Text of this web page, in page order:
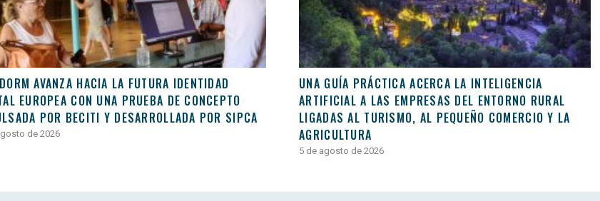
AVANZA HACIA LA FUTURA IDENTIDAD
EUROPEA CON UNA PRUEBA DE CONCEPTO
POR BECITI Y DESARROLLADA POR SIPCA
de 2026
UNA GUÍA PRÁCTICA ACERCA LA INTELIGENCIA
ARTIFICIAL A LAS EMPRESAS DEL ENTORNO RURAL
LIGADAS AL TURISMO, AL PEQUEÑO COMERCIO Y LA
AGRICULTURA
5 de agosto de 2026